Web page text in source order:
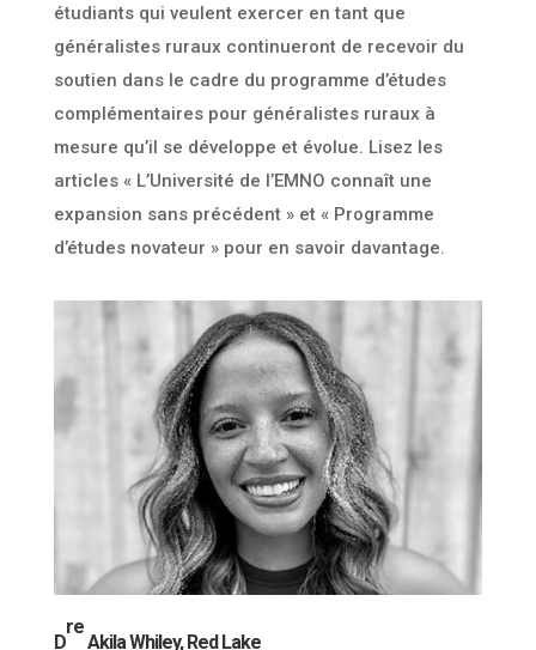
étudiants qui veulent exercer en tant que
généralistes ruraux continueront de recevoir du
soutien dans le cadre du programme d’études
complémentaires pour généralistes ruraux à
mesure qu’il se développe et évolue. Lisez les
articles « L’Université de l’EMNO connaît une
expansion sans précédent » et « Programme
d’études novateur » pour en savoir davantage.
D
re
Akila Whiley, Red Lake